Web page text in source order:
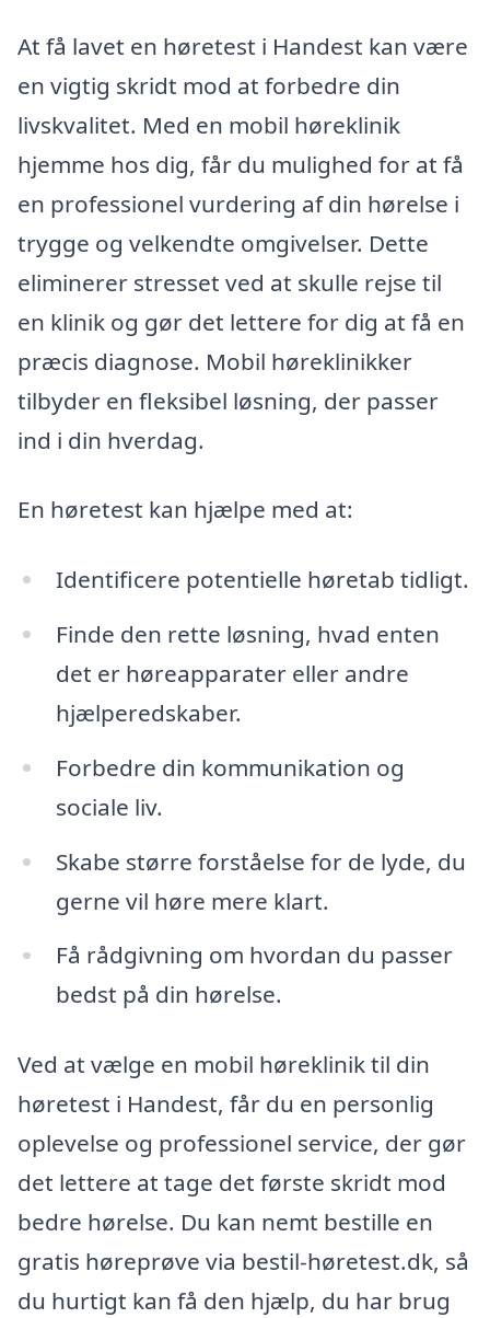
At få lavet en høretest i Handest kan være
en vigtig skridt mod at forbedre din
livskvalitet. Med en mobil høreklinik
hjemme hos dig, får du mulighed for at få
en professionel vurdering af din hørelse i
trygge og velkendte omgivelser. Dette
eliminerer stresset ved at skulle rejse til
en klinik og gør det lettere for dig at få en
præcis diagnose. Mobil høreklinikker
tilbyder en fleksibel løsning, der passer
ind i din hverdag.
En høretest kan hjælpe med at:
Identificere potentielle høretab tidligt.
Finde den rette løsning, hvad enten
det er høreapparater eller andre
hjælperedskaber.
Forbedre din kommunikation og
sociale liv.
Skabe større forståelse for de lyde, du
gerne vil høre mere klart.
Få rådgivning om hvordan du passer
bedst på din hørelse.
Ved at vælge en mobil høreklinik til din
høretest i Handest, får du en personlig
oplevelse og professionel service, der gør
det lettere at tage det første skridt mod
bedre hørelse. Du kan nemt bestille en
gratis høreprøve via bestil-høretest.dk, så
du hurtigt kan få den hjælp, du har brug